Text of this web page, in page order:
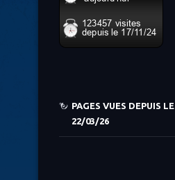
PAGES VUES DEPUIS LE
22/03/26